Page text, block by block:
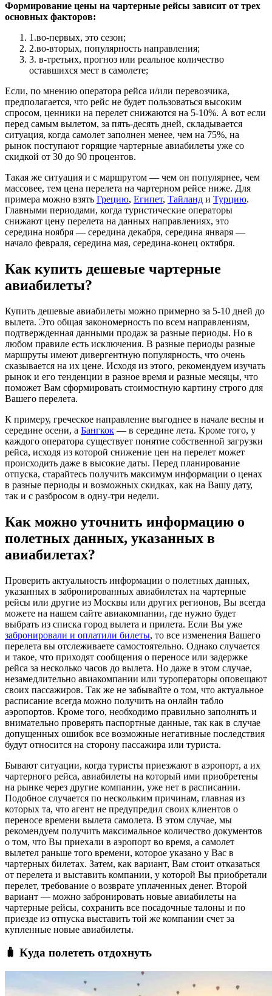
Формирование цены на чартерные рейсы зависит от трех
основных факторов:
1.во-первых, это сезон;
2.во-вторых, популярность направления;
3. в-третьих, прогноз или реальное количество
оставшихся мест в самолете;
Если, по мнению оператора рейса и/или перевозчика,
предполагается, что рейс не будет пользоваться высоким
спросом, ценники на перелет снижаются на 5-10%. А вот если
перед самым вылетом, за пять-десять дней, складывается
ситуация, когда самолет заполнен менее, чем на 75%, на
рынок поступают горящие чартерные авиабилеты уже со
скидкой от 30 до 90 процентов.
Такая же ситуация и с маршрутом — чем он популярнее, чем
массовее, тем цена перелета на чартерном рейсе ниже. Для
примера можно взять Грецию, Египет, Тайланд и Турцию.
Главными периодами, когда туристические операторы
снижают цену перелета на данных направлениях, это
середина ноября — середина декабря, середина января —
начало февраля, середина мая, середина-конец октября.
Как купить дешевые чартерные
авиабилеты?
Купить дешевые авиабилеты можно примерно за 5-10 дней до
вылета. Это общая закономерность по всем направлениям,
подтвержденная данными продаж за разные периоды. Но в
любом правиле есть исключения. В разные периоды разные
маршруты имеют дивергентную популярность, что очень
сказывается на их цене. Исходя из этого, рекомендуем изучать
рынок и его тенденции в разное время и разные месяцы, что
поможет Вам сформировать стоимостную картину строго для
Вашего перелета.
К примеру, греческое направление выгоднее в начале весны и
середине осени, а Бангкок — в середине лета. Кроме того, у
каждого оператора существует понятие собственной загрузки
рейса, исходя из которой снижение цен на перелет может
происходить даже в высокие даты. Перед планирование
отпуска, старайтесь получить максимум информации о ценах
в разные периоды и возможных скидках, как на Вашу дату,
так и с разбросом в одну-три недели.
Как можно уточнить информацию о
полетных данных, указанных в
авиабилетах?
Проверить актуальность информации о полетных данных,
указанных в забронированных авиабилетах на чартерные
рейсы или другие из Москвы или других регионов, Вы всегда
можете на нашем сайте авиакомпании, где нужно будет
выбрать из списка город вылета и прилета. Если Вы уже
забронировали и оплатили билеты, то все изменения Вашего
перелета вы отслеживаете самостоятельно. Однако случается
и такое, что приходят сообщения о переносе или задержке
рейса за несколько часов до вылета. Но даже в этом случае,
незамедлительно авиакомпании или туроператоры оповещают
своих пассажиров. Так же не забывайте о том, что актуальное
расписание всегда можно получить на онлайн табло
аэропортов. Кроме того, необходимо правильно заполнять и
внимательно проверять паспортные данные, так как в случае
допущенных ошибок все возможные негативные последствия
будут относится на сторону пассажира или туриста.
Бывают ситуации, когда туристы приезжают в аэропорт, а их
чартерного рейса, авиабилеты на который ими приобретены
на рынке через другие компании, уже нет в расписании.
Подобное случается по нескольким причинам, главная из
которых та, что агент не предупредил своих клиентов о
переносе времени вылета самолета. В этом случае, мы
рекомендуем получить максимальное количество документов
о том, что Вы приехали в аэропорт во время, а самолет
вылетел раньше того времени, которое указано у Вас в
чартерных билетах. Затем, как вариант, Вам стоит отказаться
от перелета и выставить компании, у которой Вы приобретали
перелет, требование о возврате уплаченных денег. Второй
вариант — можно забронировать новые авиабилеты на
чартерные рейсы, сохранить все посадочные талоны и по
приезде из отпуска выставить той же компании счет за
купленные новые авиабилеты.
🧳 Куда полететь отдохнуть